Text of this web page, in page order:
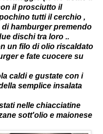
il prosciutto il
tutti il cerchio ,
hamburger premendo
dischi tra loro ..
un filo di olio riscaldato
e fate cuocere su
caldi e gustate con i
semplice insalata
nelle chiacciatine
sott'olio e maionese